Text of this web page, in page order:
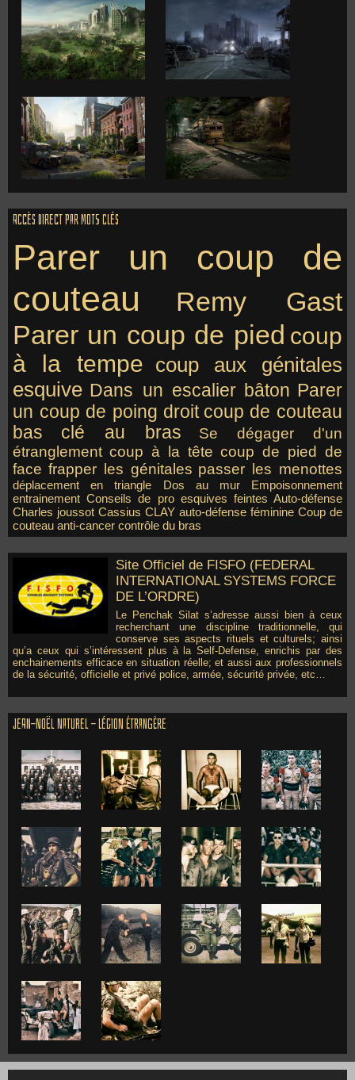
Accès direct par mots clés
Parer un coup de
couteau
Remy Gast
Parer un coup de pied coup
à la tempe coup aux génitales
esquive Dans un escalier bâton Parer
un coup de poing droit coup de couteau
bas
clé au bras
Se dégager d'un
étranglement coup à la tête coup de pied de
face frapper les génitales passer les menottes
déplacement en triangle Dos au mur
Empoisonnement
entrainement Conseils de pro esquives feintes Auto-défense
Charles joussot Cassius CLAY auto-défense féminine Coup de
couteau anti-cancer contrôle du bras
Site Officiel de FISFO (FEDERAL
INTERNATIONAL SYSTEMS FORCE
DE L’ORDRE)
Le Penchak Silat s’adresse aussi bien à ceux
recherchant une discipline traditionnelle, qui
conserve ses aspects rituels et culturels; ainsi
qu’a ceux qui s’intéressent plus à la Self-Defense, enrichis par des
enchainements efficace en situation réelle; et aussi aux professionnels
de la sécurité, officielle et privé police, armée, sécurité privée, etc…
Jean-Noël Naturel - Légion Étrangère